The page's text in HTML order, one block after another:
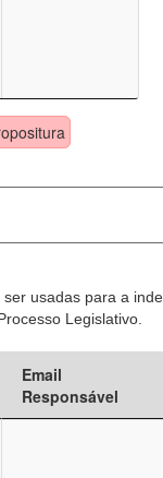
usadas para a
Legislativo.
Email
Responsável